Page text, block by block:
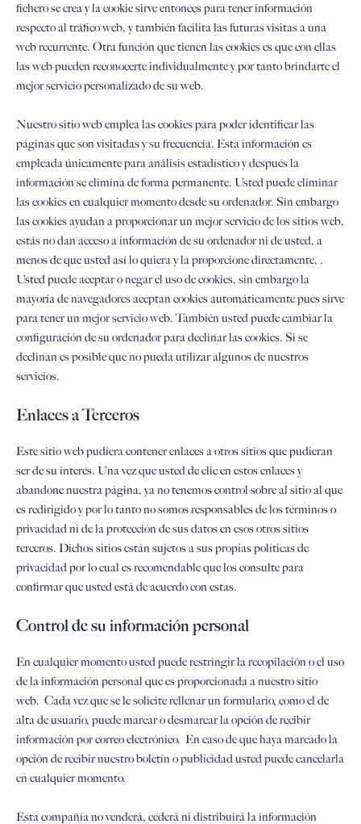
fichero se crea y la cookie sirve entonces para tener información
respecto al tráfico web, y también facilita las futuras visitas a una
web recurrente. Otra función que tienen las cookies es que con ellas
las web pueden reconocerte individualmente y por tanto brindarte el
mejor servicio personalizado de su web.
Nuestro sitio web emplea las cookies para poder identificar las
páginas que son visitadas y su frecuencia. Esta información es
empleada únicamente para análisis estadístico y después la
información se elimina de forma permanente. Usted puede eliminar
las cookies en cualquier momento desde su ordenador. Sin embargo
las cookies ayudan a proporcionar un mejor servicio de los sitios web,
estás no dan acceso a información de su ordenador ni de usted, a
menos de que usted así lo quiera y la proporcione directamente, .
Usted puede aceptar o negar el uso de cookies, sin embargo la
mayoría de navegadores aceptan cookies automáticamente pues sirve
para tener un mejor servicio web. También usted puede cambiar la
configuración de su ordenador para declinar las cookies. Si se
declinan es posible que no pueda utilizar algunos de nuestros
servicios.
Enlaces a Terceros
Este sitio web pudiera contener enlaces a otros sitios que pudieran
ser de su interés. Una vez que usted de clic en estos enlaces y
abandone nuestra página, ya no tenemos control sobre al sitio al que
es redirigido y por lo tanto no somos responsables de los términos o
privacidad ni de la protección de sus datos en esos otros sitios
terceros. Dichos sitios están sujetos a sus propias políticas de
privacidad por lo cual es recomendable que los consulte para
confirmar que usted está de acuerdo con estas.
Control de su información personal
En cualquier momento usted puede restringir la recopilación o el uso
de la información personal que es proporcionada a nuestro sitio
web. Cada vez que se le solicite rellenar un formulario, como el de
alta de usuario, puede marcar o desmarcar la opción de recibir
información por correo electrónico. En caso de que haya marcado la
opción de recibir nuestro boletín o publicidad usted puede cancelarla
en cualquier momento.
Esta compañía no venderá, cederá ni distribuirá la información